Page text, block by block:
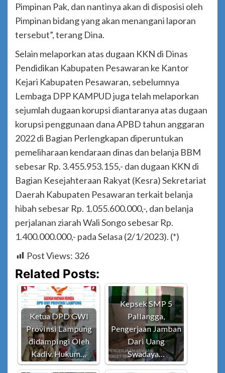
Pimpinan Pak, dan nantinya akan di disposisi oleh
Pimpinan bidang yang akan menangani laporan
tersebut”, terang Dina.
Selain melaporkan atas dugaan KKN di Dinas
Pendidikan Kabupaten Pesawaran ke Kantor
Kejari Kabupaten Pesawaran, sebelumnya
Lembaga DPP KAMPUD juga telah melaporkan
sejumlah dugaan korupsi diantaranya atas dugaan
korupsi penggunaan dana APBD tahun anggaran
2022 di Bagian Perlengkapan diperuntukan
pemeliharaan kendaraan dinas dan belanja BBM
sebesar Rp. 3.455.953.155,- dan dugaan KKN di
Bagian Kesejahteraan Rakyat (Kesra) Sekretariat
Daerah Kabupaten Pesawaran terkait belanja
hibah sebesar Rp. 1.055.600.000,-, dan belanja
perjalanan ziarah Wali Songo sebesar Rp.
1.400.000.000,- pada Selasa (2/1/2023). (*)
Post Views: 326
Related Posts:
Ketua DPD GWI
Provinsi Lampung
didampingi Oleh
Kadiv. Hukum…
Kepsek SMP 5
Pallangga,
Pengerjaan Jamban
Dari Uang
Swadaya…